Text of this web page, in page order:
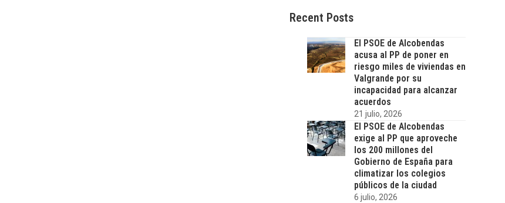
Recent Posts
El PSOE de Alcobendas
acusa al PP de poner en
riesgo miles de viviendas en
Valgrande por su
incapacidad para alcanzar
acuerdos
21 julio, 2026
El PSOE de Alcobendas
exige al PP que aproveche
los 200 millones del
Gobierno de España para
climatizar los colegios
públicos de la ciudad
6 julio, 2026